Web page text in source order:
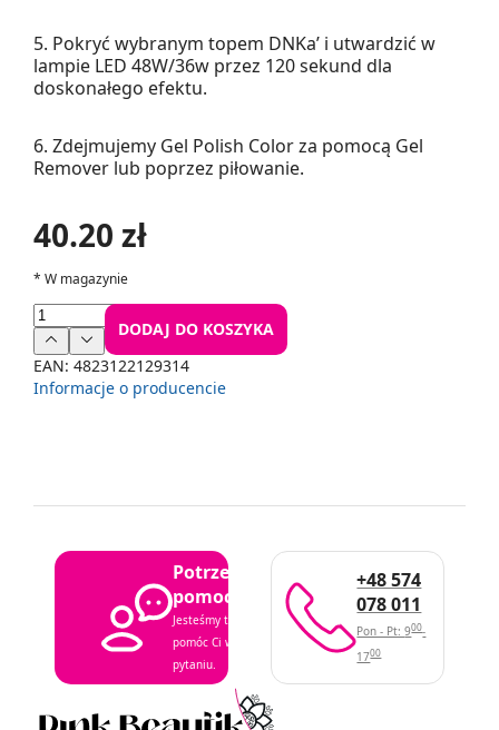
5. Pokryć wybranym topem DNKa’ i utwardzić w
lampie LED 48W/36w przez 120 sekund dla
doskonałego efektu.
6. Zdejmujemy Gel Polish Color za pomocą Gel
Remover lub poprzez piłowanie.
40.20 zł
* W magazynie
DODAJ DO KOSZYKA
EAN: 4823122129314
Informacje o producencie
Potrzebujesz
pomocy?
Jesteśmy tutaj, aby
pomóc Ci w każdym
pytaniu.
+48 574
078 011
Pon - Pt: 900-
1700